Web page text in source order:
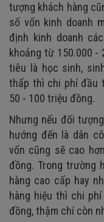
tượng khách hàng
số vốn kinh doanh
định kinh doanh
khoảng từ 150.000 -
tiêu là học sinh,
thấp thì chi phí đầu
50 - 100 triệu đồng.
Nhưng nếu đối
hướng đến là dân
vốn cũng sẽ cao
đồng. Trong trường
hàng cao cấp hay
hàng hiệu thì chi
đồng, thậm chí còn